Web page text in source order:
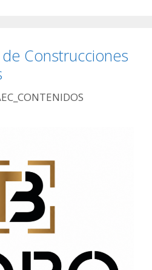
Construcciones